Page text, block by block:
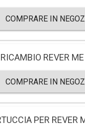
COMPRARE IN
REVER
COMPRARE IN
PER REVER